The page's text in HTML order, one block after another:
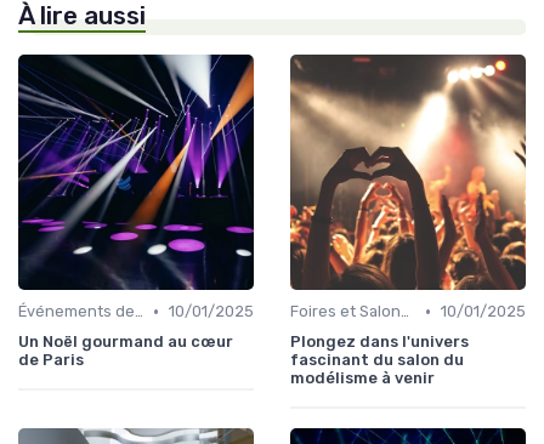
À lire aussi
Événements de Divertissement Familial • 10/01/2025
Un Noël gourmand au cœur
de Paris
Foires et Salons Grand Public • 10/01/2025
Plongez dans l'univers
fascinant du salon du
modélisme à venir